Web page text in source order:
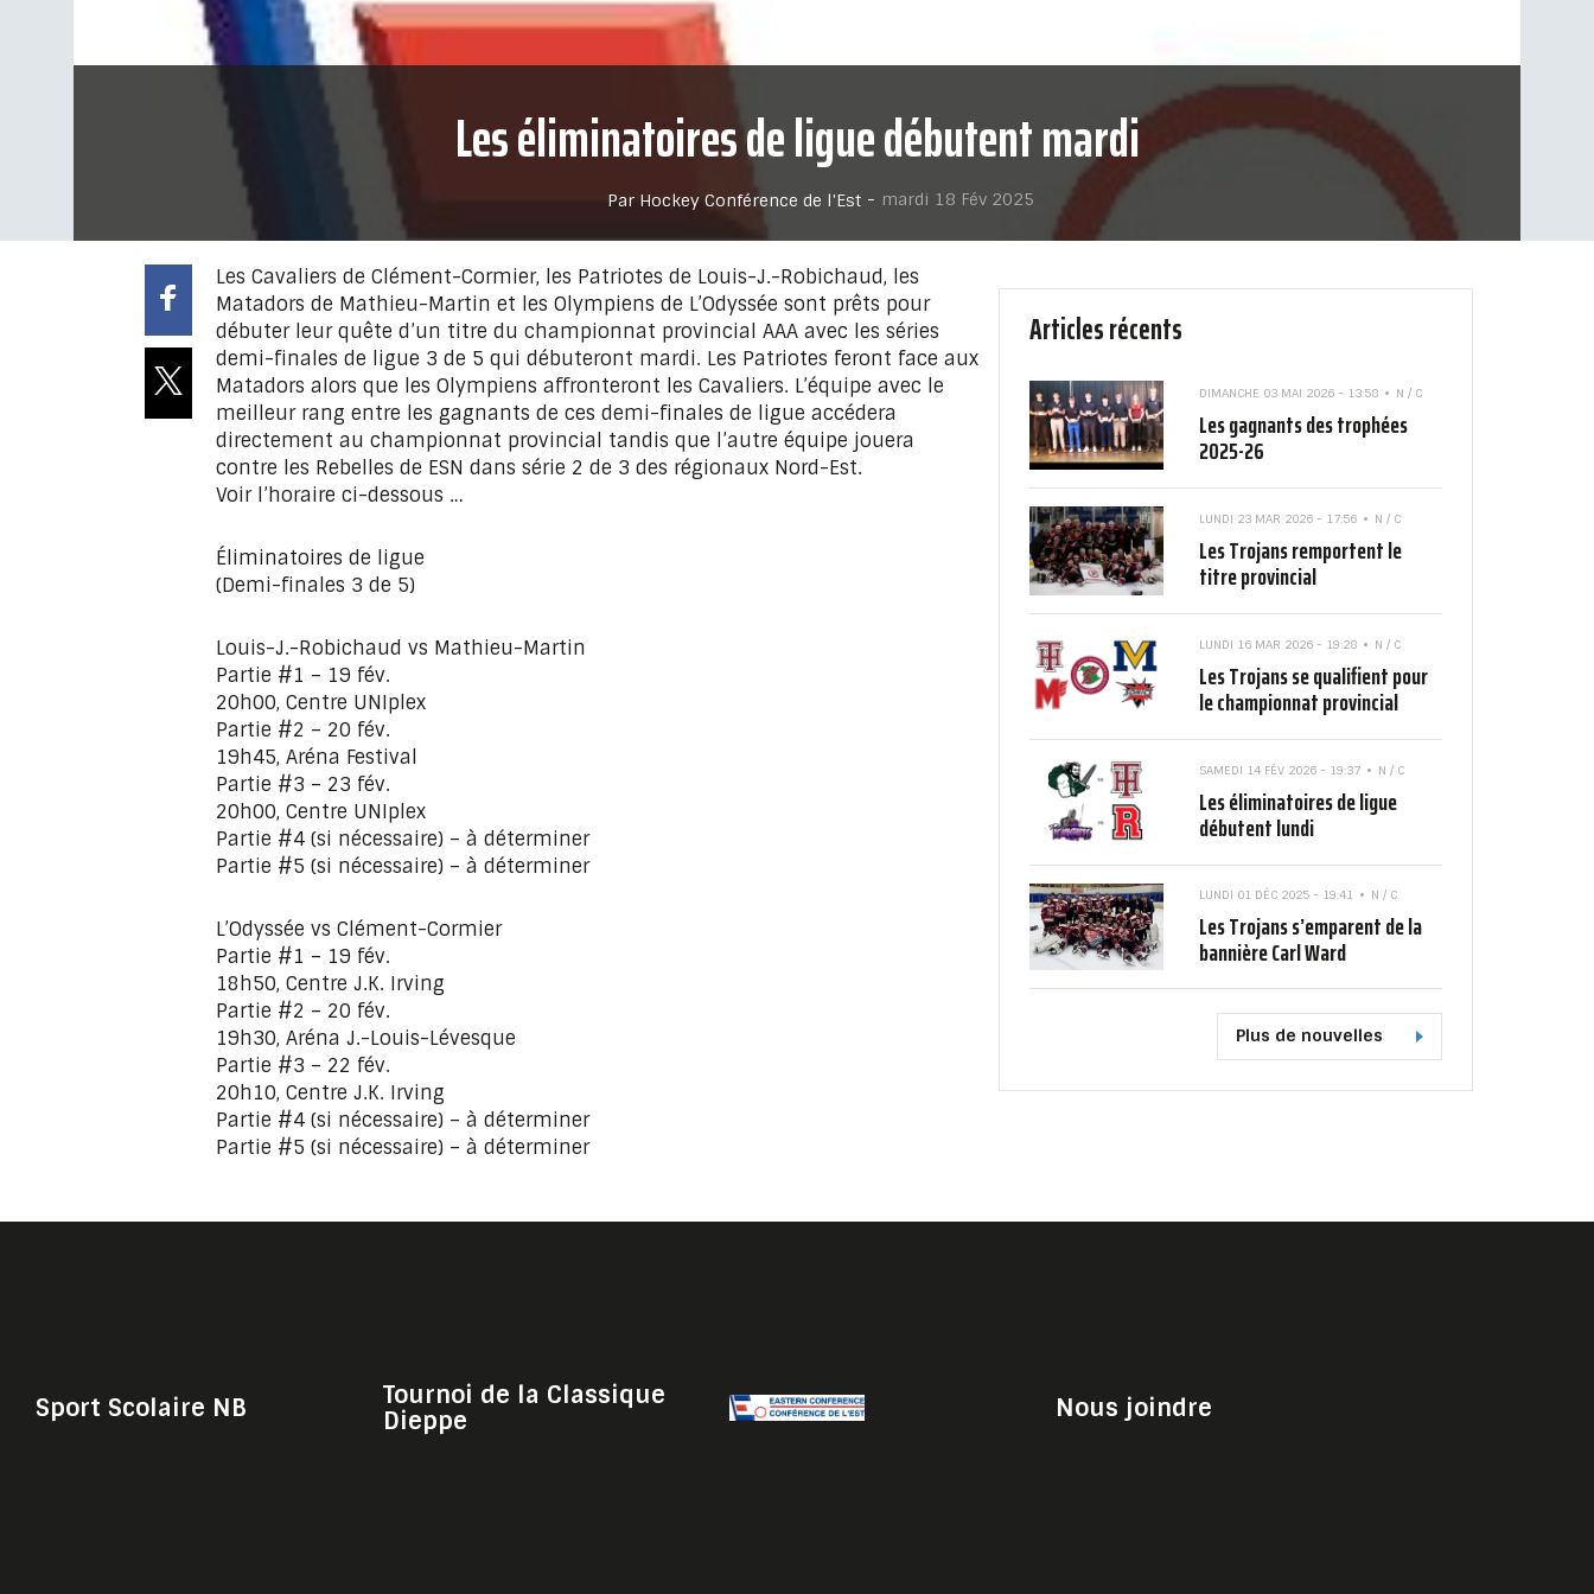
Les éliminatoires de ligue débutent mardi
Par Hockey Conférence de l'Est - mardi 18 Fév 2025
Les Cavaliers de Clément-Cormier, les Patriotes de Louis-J.-Robichaud, les
Matadors de Mathieu-Martin et les Olympiens de L’Odyssée sont prêts pour
débuter leur quête d’un titre du championnat provincial AAA avec les séries
demi-finales de ligue 3 de 5 qui débuteront mardi. Les Patriotes feront face aux
Matadors alors que les Olympiens affronteront les Cavaliers. L’équipe avec le
meilleur rang entre les gagnants de ces demi-finales de ligue accédera
directement au championnat provincial tandis que l’autre équipe jouera
contre les Rebelles de ESN dans série 2 de 3 des régionaux Nord-Est.
Voir l’horaire ci-dessous …
Éliminatoires de ligue
(Demi-finales 3 de 5)
Louis-J.-Robichaud vs Mathieu-Martin
Partie #1 – 19 fév.
20h00, Centre UNIplex
Partie #2 – 20 fév.
19h45, Aréna Festival
Partie #3 – 23 fév.
20h00, Centre UNIplex
Partie #4 (si nécessaire) – à déterminer
Partie #5 (si nécessaire) – à déterminer
L’Odyssée vs Clément-Cormier
Partie #1 – 19 fév.
18h50, Centre J.K. Irving
Partie #2 – 20 fév.
19h30, Aréna J.-Louis-Lévesque
Partie #3 – 22 fév.
20h10, Centre J.K. Irving
Partie #4 (si nécessaire) – à déterminer
Partie #5 (si nécessaire) – à déterminer
Articles récents
DIMANCHE 03 MAI 2026 - 13:58 N / C
Les gagnants des trophées
2025-26
LUNDI 23 MAR 2026 - 17:56 N / C
Les Trojans remportent le
titre provincial
LUNDI 16 MAR 2026 - 19:28 N / C
Les Trojans se qualifient pour
le championnat provincial
SAMEDI 14 FÉV 2026 - 19:37 N / C
Les éliminatoires de ligue
débutent lundi
LUNDI 01 DÉC 2025 - 19:41 N / C
Les Trojans s’emparent de la
bannière Carl Ward
Plus de nouvelles
Sport Scolaire NB
Tournoi de la Classique
Dieppe
Nous joindre